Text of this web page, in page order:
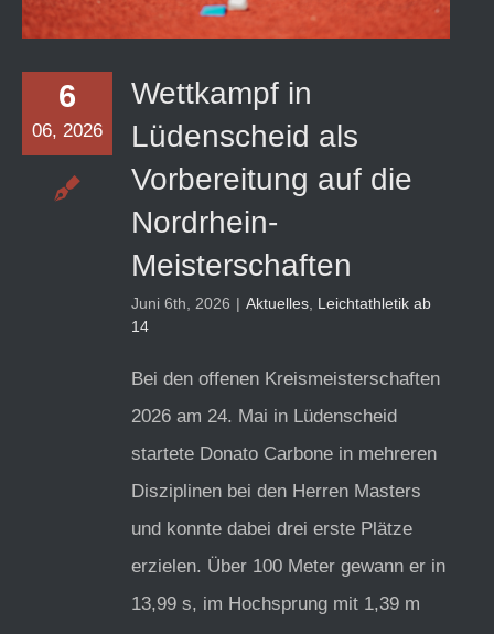
6
06, 2026
Wettkampf in
Lüdenscheid als
Vorbereitung auf die
Nordrhein-
Meisterschaften
Juni 6th, 2026 | Aktuelles, Leichtathletik ab
14
Bei den offenen Kreismeisterschaften
2026 am 24. Mai in Lüdenscheid
startete Donato Carbone in mehreren
Disziplinen bei den Herren Masters
und konnte dabei drei erste Plätze
erzielen. Über 100 Meter gewann er in
13,99 s, im Hochsprung mit 1,39 m